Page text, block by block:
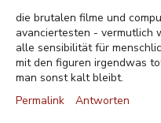
die brutalen filme und
avanciertesten - vermutlich
alle sensibilität für
mit den figuren irgendwas
man sonst kalt bleibt.
Permalink
Antworten